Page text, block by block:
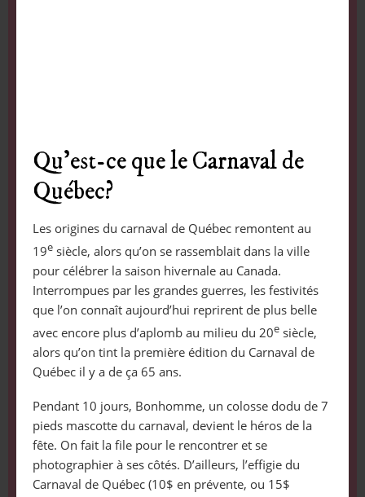
Qu’est-ce que le Carnaval de
Québec?
Les origines du carnaval de Québec remontent au
19esiècle, alors qu’on se rassemblait dans la ville
pour célébrer la saison hivernale au Canada.
Interrompues par les grandes guerres, les festivités
que l’on connaît aujourd’hui reprirent de plus belle
avec encore plus d’aplomb au milieu du 20esiècle,
alors qu’on tint la première édition du Carnaval de
Québec il y a de ça 65 ans.
Pendant 10 jours, Bonhomme, un colosse dodu de 7
pieds mascotte du carnaval, devient le héros de la
fête. On fait la file pour le rencontrer et se
photographier à ses côtés. D’ailleurs, l’effigie du
Carnaval de Québec (10$ en prévente, ou 15$